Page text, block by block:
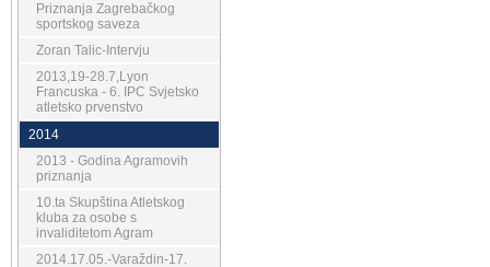
Priznanja Zagrebačkog
sportskog saveza
Zoran Talic-Intervju
2013,19-28.7,Lyon
Francuska - 6. IPC Svjetsko
atletsko prvenstvo
2014
2013 - Godina Agramovih
priznanja
10.ta Skupština Atletskog
kluba za osobe s
invaliditetom Agram
2014.17.05.-Varaždin-17.